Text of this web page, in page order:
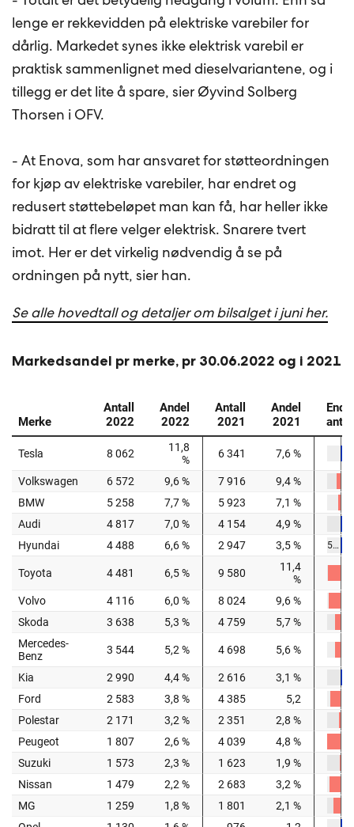
lenge er rekkevidden på elektriske varebiler for
dårlig. Markedet synes ikke elektrisk varebil er
praktisk sammenlignet med dieselvariantene, og i
tillegg er det lite å spare, sier Øyvind Solberg
Thorsen i OFV.
- At Enova, som har ansvaret for støtteordningen
for kjøp av elektriske varebiler, har endret og
redusert støttebeløpet man kan få, har heller ikke
bidratt til at flere velger elektrisk. Snarere tvert
imot. Her er det virkelig nødvendig å se på
ordningen på nytt, sier han.
Se alle hovedtall og detaljer om bilsalget i juni her.
Markedsandel pr merke, pr 30.06.2022 og i 2021